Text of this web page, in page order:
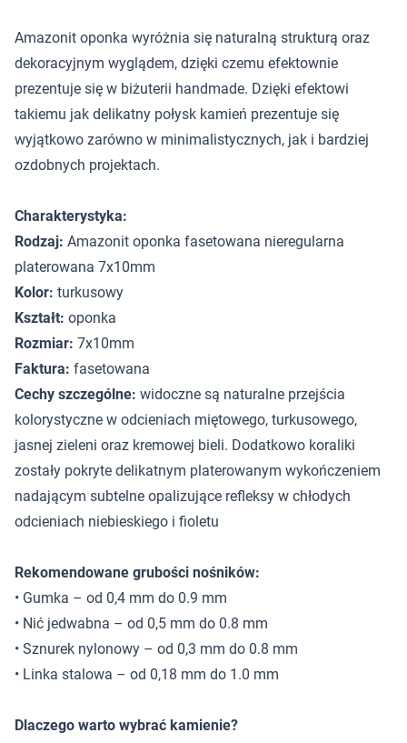
Amazonit oponka wyróżnia się naturalną strukturą oraz
dekoracyjnym wyglądem, dzięki czemu efektownie
prezentuje się w biżuterii handmade. Dzięki efektowi
takiemu jak delikatny połysk kamień prezentuje się
wyjątkowo zarówno w minimalistycznych, jak i bardziej
ozdobnych projektach.
Charakterystyka:
Rodzaj: Amazonit oponka fasetowana nieregularna
platerowana 7x10mm
Kolor: turkusowy
Kształt: oponka
Rozmiar: 7x10mm
Faktura: fasetowana
Cechy szczególne: widoczne są naturalne przejścia
kolorystyczne w odcieniach miętowego, turkusowego,
jasnej zieleni oraz kremowej bieli. Dodatkowo koraliki
zostały pokryte delikatnym platerowanym wykończeniem
nadającym subtelne opalizujące refleksy w chłodych
odcieniach niebieskiego i fioletu
Rekomendowane grubości nośników:
• Gumka – od 0,4 mm do 0.9 mm
• Nić jedwabna – od 0,5 mm do 0.8 mm
• Sznurek nylonowy – od 0,3 mm do 0.8 mm
• Linka stalowa – od 0,18 mm do 1.0 mm
Dlaczego warto wybrać kamienie?